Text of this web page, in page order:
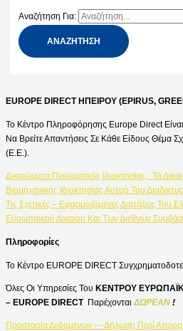
Αναζήτηση Για:
EUROPE DIRECT ΗΠΕΙΡΟΥ (EPIRUS,
Το Κέντρο Πληροφόρησης Europe Direct
Να Βρείτε Απαντήσεις Σε Κάθε Είδους Θέμα
(Ε.Ε.).
Δικαιώματα Πνευματικής Ιδιοκτησίας : Τα
Βιομηχανικής Ιδιοκτησίας Αυτού Του
Τις Σχετικές – Εφαρμοζόμενες Διατάξεις Του
Ευρωπαϊκού Δικαίου Και Των Διεθνών
Πληροφορίες
Το Κέντρο EUROPE DIRECT
Όλες Οι Υπηρεσίες Του ΚΕΝΤΡΟΥ
– EUROPE DIRECT Παρέχονται ΔΩΡΕΑΝ !
Προστασία Δεδομένων — Δήλωση Περί